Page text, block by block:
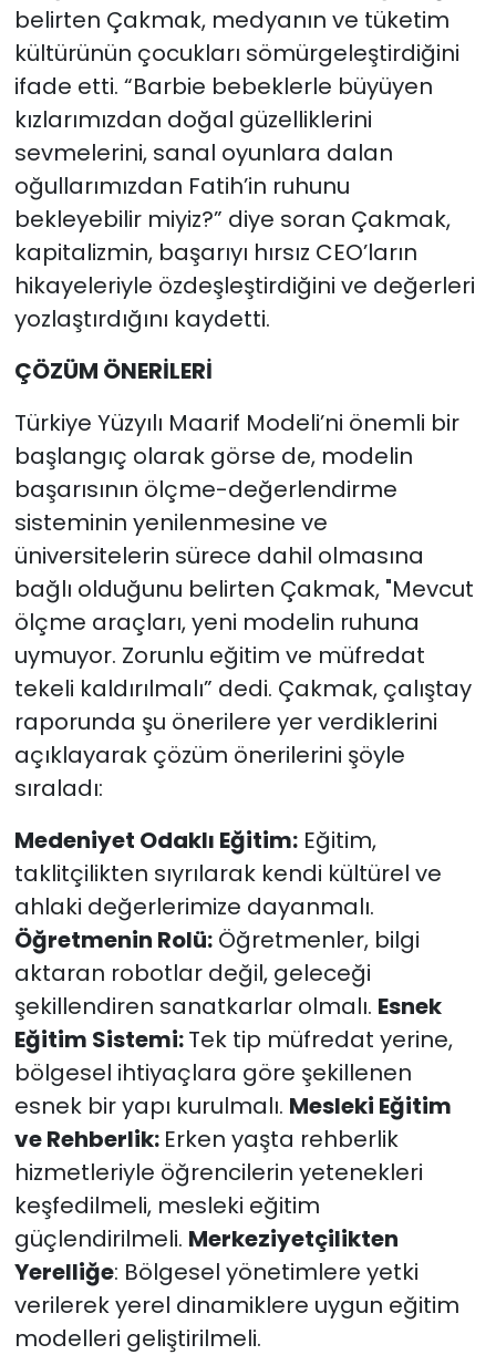
belirten Çakmak, medyanın ve tüketim
kültürünün çocukları sömürgeleştirdiğini
ifade etti. “Barbie bebeklerle büyüyen
kızlarımızdan doğal güzelliklerini
sevmelerini, sanal oyunlara dalan
oğullarımızdan Fatih’in ruhunu
bekleyebilir miyiz?” diye soran Çakmak,
kapitalizmin, başarıyı hırsız CEO’ların
hikayeleriyle özdeşleştirdiğini ve değerleri
yozlaştırdığını kaydetti.
ÇÖZÜM ÖNERİLERİ
Türkiye Yüzyılı Maarif Modeli’ni önemli bir
başlangıç olarak görse de, modelin
başarısının ölçme-değerlendirme
sisteminin yenilenmesine ve
üniversitelerin sürece dahil olmasına
bağlı olduğunu belirten Çakmak, "Mevcut
ölçme araçları, yeni modelin ruhuna
uymuyor. Zorunlu eğitim ve müfredat
tekeli kaldırılmalı” dedi. Çakmak, çalıştay
raporunda şu önerilere yer verdiklerini
açıklayarak çözüm önerilerini şöyle
sıraladı:
Medeniyet Odaklı Eğitim:Eğitim,
taklitçilikten sıyrılarak kendi kültürel ve
ahlaki değerlerimize dayanmalı.
Öğretmenin Rolü:Öğretmenler, bilgi
aktaran robotlar değil, geleceği
şekillendiren sanatkarlar olmalı. Esnek
Eğitim Sistemi:Tek tip müfredat yerine,
bölgesel ihtiyaçlara göre şekillenen
esnek bir yapı kurulmalı. Mesleki Eğitim
ve Rehberlik: Erken yaşta rehberlik
hizmetleriyle öğrencilerin yetenekleri
keşfedilmeli, mesleki eğitim
güçlendirilmeli. Merkeziyetçilikten
Yerelliğe: Bölgesel yönetimlere yetki
verilerek yerel dinamiklere uygun eğitim
modelleri geliştirilmeli.